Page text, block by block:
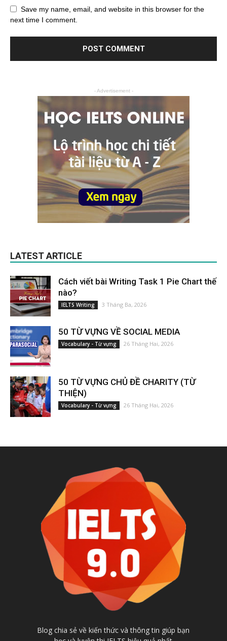
Save my name, email, and website in this browser for the
next time I comment.
- Advertisement -
LATEST ARTICLE
Cách viết bài Writing Task 1 Pie Chart thế
nào?
IELTS Writing 3 Tháng Ba, 2026
50 TỪ VỰNG VỀ SOCIAL MEDIA
Vocabulary - Từ vựng 26 Tháng Hai, 2026
50 TỪ VỰNG CHỦ ĐỀ CHARITY (TỪ
THIỆN)
Vocabulary - Từ vựng 26 Tháng Hai, 2026
Blog chia sẻ về kiến thức và thông tin giúp bạn